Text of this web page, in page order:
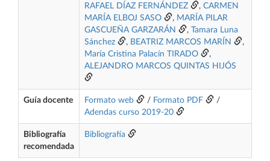
RAFAEL DÍAZ FERNÁNDEZ
, CARMEN
MARÍA ELBOJ SASO
, MARÍA PILAR
GASCUEÑA GARZARÁN
,
Tamara Luna
Sánchez
, BEATRIZ MARCOS MARÍN
,
María Cristina Palacín TIRADO
,
ALEJANDRO MARCOS QUINTAS HIJÓS
Guía docente Formato web / Formato PDF
/
Adendas curso 2019-20
Bibliografía
recomendada
Bibliografía